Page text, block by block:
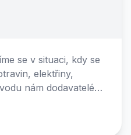
se v situaci, kdy se
elektřiny,
nám dodavatelé
nám záleží na